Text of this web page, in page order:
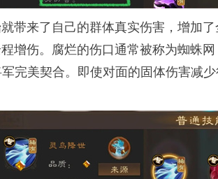
带来了自己的群体真实伤害，增加
增伤。腐烂的伤口通常被称为蜘蛛
完美契合。即使对面的固体伤害减